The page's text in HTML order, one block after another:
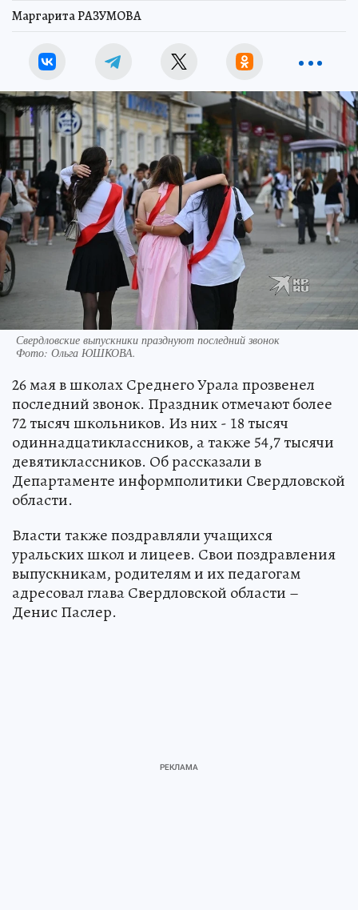
Маргарита РАЗУМОВА
Свердловские выпускники празднуют последний звонок
Фото: Ольга ЮШКОВА.
26 мая в школах Среднего Урала прозвенел
последний звонок. Праздник отмечают более
72 тысяч школьников. Из них - 18 тысяч
одиннадцатиклассников, а также 54,7 тысячи
девятиклассников. Об рассказали в
Департаменте информполитики Свердловской
области.
Власти также поздравляли учащихся
уральских школ и лицеев. Свои поздравления
выпускникам, родителям и их педагогам
адресовал глава Свердловской области –
Денис Паслер.